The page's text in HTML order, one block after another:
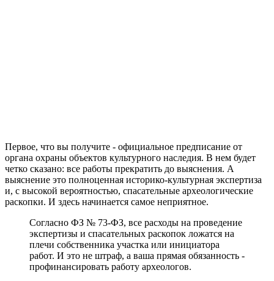
Первое, что вы получите - официальное предписание от
органа охраны объектов культурного наследия. В нем будет
четко сказано: все работы прекратить до выяснения. А
выяснение это полноценная историко-культурная экспертиза
и, с высокой вероятностью, спасательные археологические
раскопки. И здесь начинается самое неприятное.
Согласно ФЗ № 73-ФЗ, все расходы на проведение
экспертизы и спасательных раскопок ложатся на
плечи собственника участка или инициатора
работ. И это не штраф, а ваша прямая обязанность -
профинансировать работу археологов.